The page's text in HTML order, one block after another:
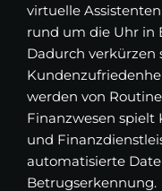
virtuelle
rund um die Uhr in
Dadurch verkürzen
werden von
Finanzwesen spielt
und
automatisierte
Betrugserkennung.